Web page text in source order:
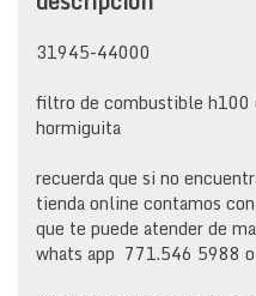
elf
600
cantidad
31945-44000
filtro de combustible
hormiguita
recuerda que si no
tienda online contamos
que te puede atender de
whats app 771.546 5988